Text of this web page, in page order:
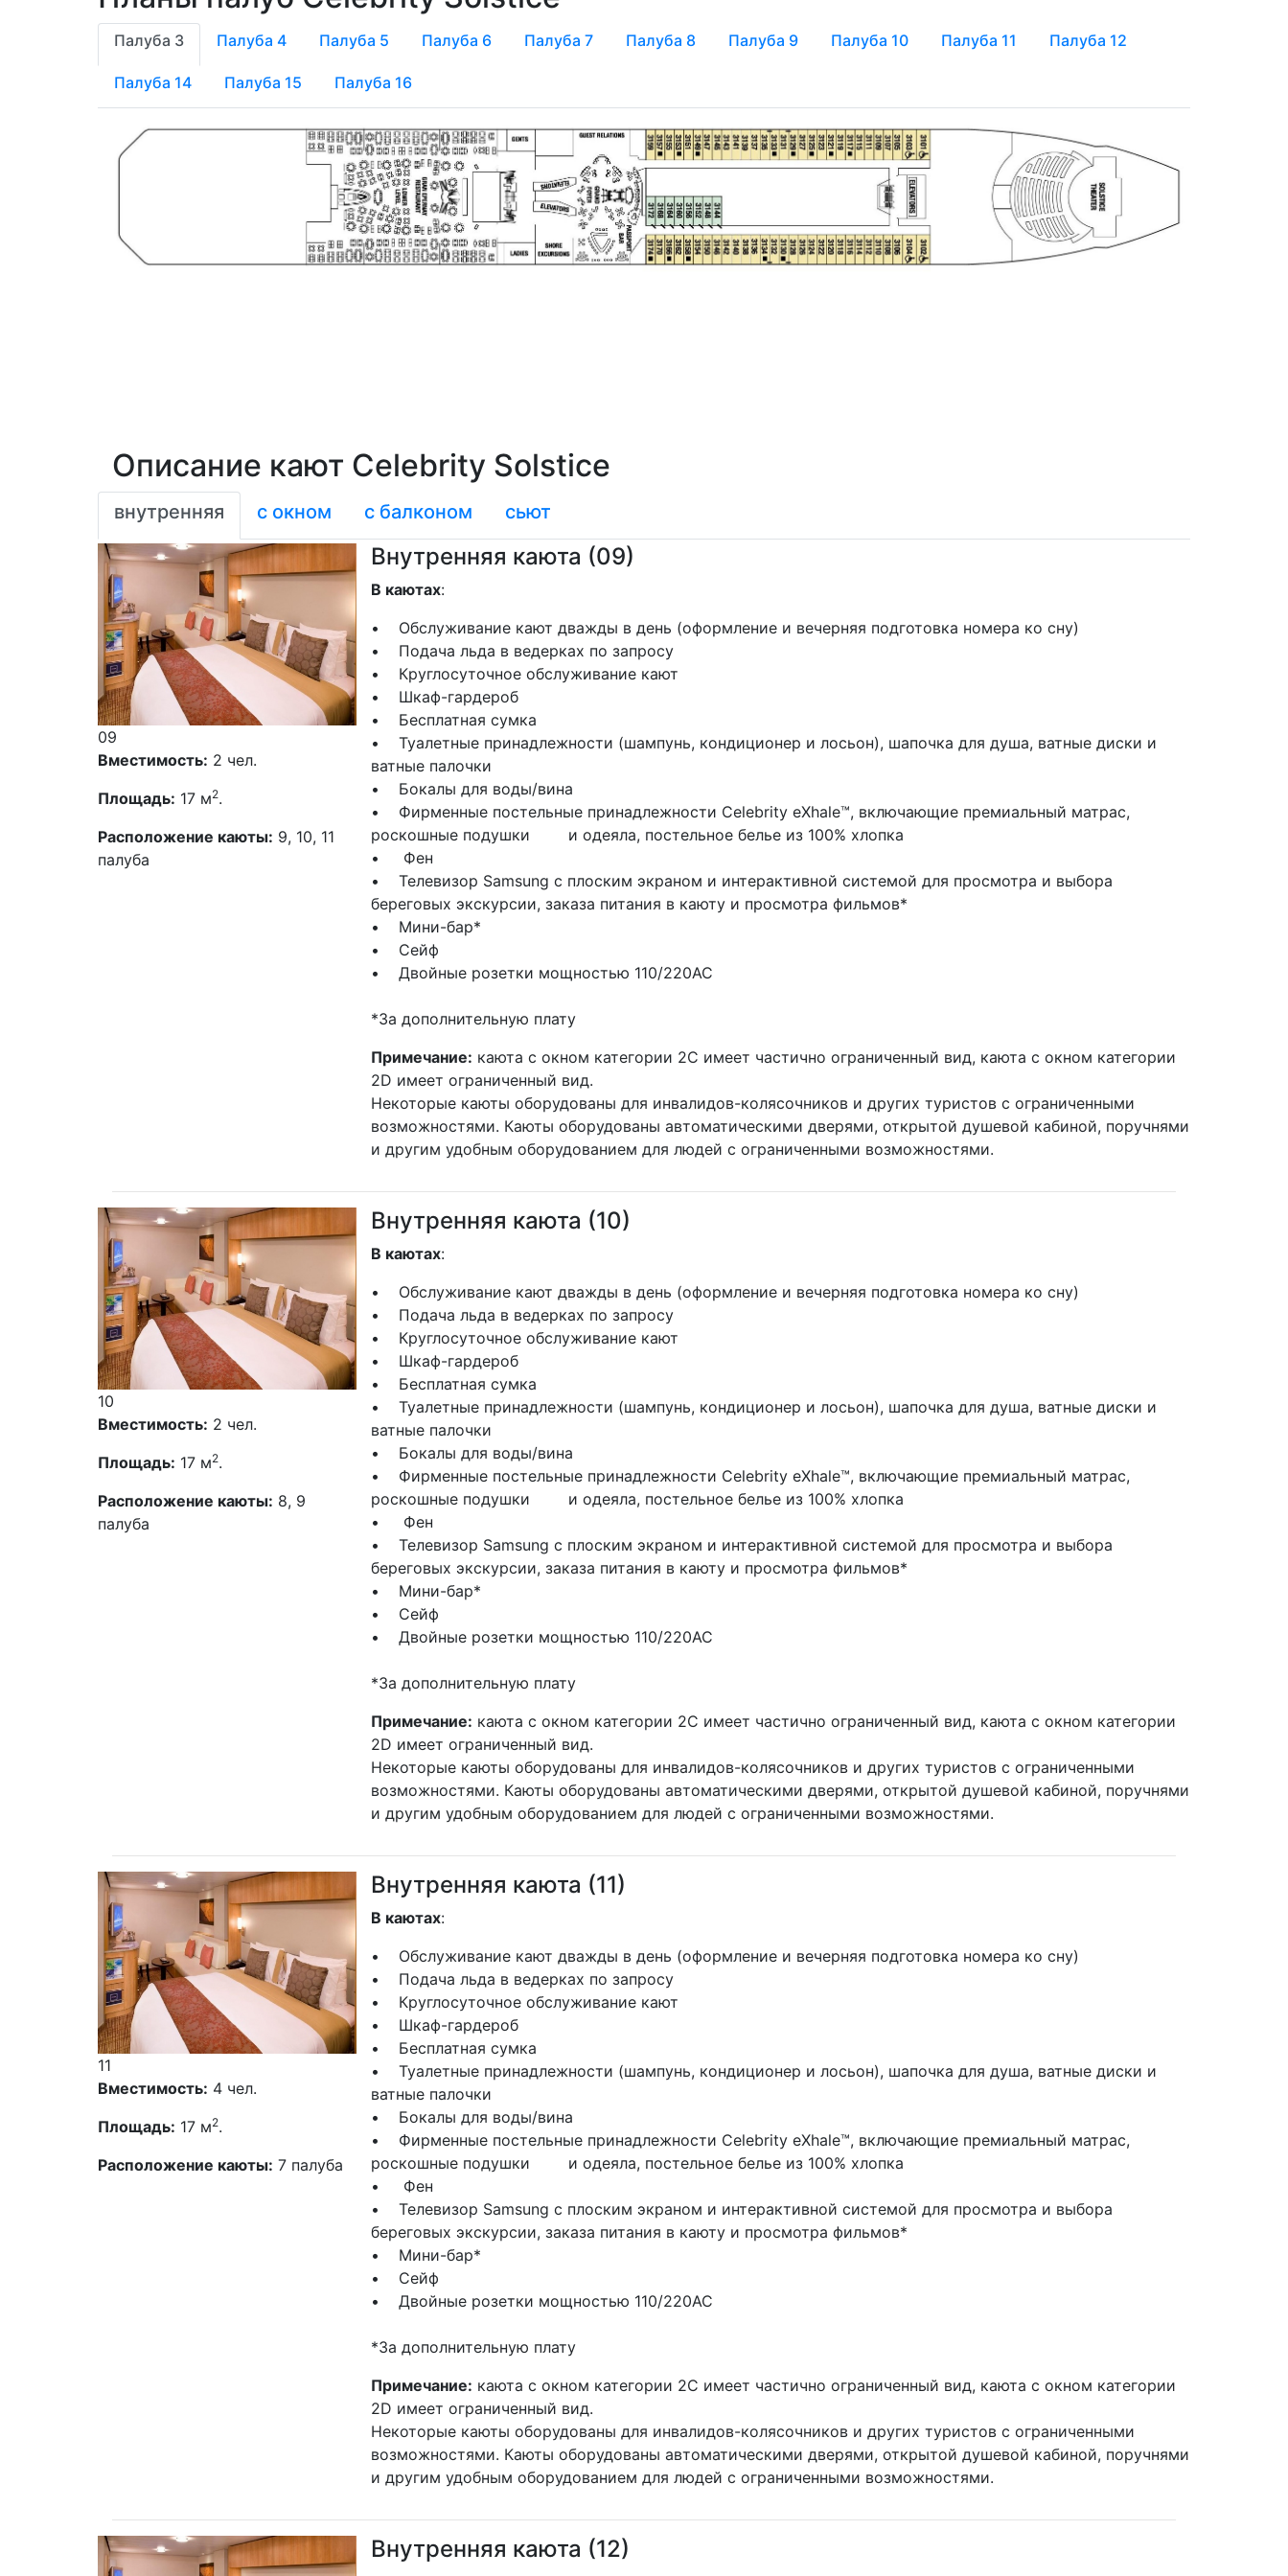
Палуба 3 Палуба 4 Палуба 5 Палуба 6 Палуба 7 Палуба 8 Палуба 9 Палуба 10 Палуба 11 Палуба 12
Палуба 14 Палуба 15 Палуба 16
Описание кают Celebrity Solstice
внутренняя с окном с балконом сьют
09
Вместимость: 2 чел.
Площадь: 17 м2
Расположение каюты: 9, 10, 11
палуба
Внутренняя каюта (09)
В каютах:
• Обслуживание кают дважды в день (оформление и вечерняя подготовка номера ко сну)
• Подача льда в ведерках по запросу
• Круглосуточное обслуживание кают
• Шкаф-гардероб
• Бесплатная сумка
• Туалетные принадлежности (шампунь, кондиционер и лосьон), шапочка для душа, ватные диски и
ватные палочки
• Бокалы для воды/вина
• Фирменные постельные принадлежности Celebrity eXhale™, включающие премиальный матрас,
роскошные подушки и одеяла, постельное белье из 100% хлопка
• Фен
• Телевизор Samsung с плоским экраном и интерактивной системой для просмотра и выбора
береговых экскурсии, заказа питания в каюту и просмотра фильмов*
• Мини-бар*
• Сейф
• Двойные розетки мощностью 110/220AC
*За дополнительную плату
Примечание: каюта с окном категории 2C имеет частично ограниченный вид, каюта с окном категории
2D имеет ограниченный вид.
Некоторые каюты оборудованы для инвалидов-колясочников и других туристов с ограниченными
возможностями. Каюты оборудованы автоматическими дверями, открытой душевой кабиной, поручнями
и другим удобным оборудованием для людей с ограниченными возможностями.
10
Вместимость: 2 чел.
Площадь: 17 м2
Расположение каюты: 8, 9
палуба
Внутренняя каюта (10)
В каютах:
• Обслуживание кают дважды в день (оформление и вечерняя подготовка номера ко сну)
• Подача льда в ведерках по запросу
• Круглосуточное обслуживание кают
• Шкаф-гардероб
• Бесплатная сумка
• Туалетные принадлежности (шампунь, кондиционер и лосьон), шапочка для душа, ватные диски и
ватные палочки
• Бокалы для воды/вина
• Фирменные постельные принадлежности Celebrity eXhale™, включающие премиальный матрас,
роскошные подушки и одеяла, постельное белье из 100% хлопка
• Фен
• Телевизор Samsung с плоским экраном и интерактивной системой для просмотра и выбора
береговых экскурсии, заказа питания в каюту и просмотра фильмов*
• Мини-бар*
• Сейф
• Двойные розетки мощностью 110/220AC
*За дополнительную плату
Примечание: каюта с окном категории 2C имеет частично ограниченный вид, каюта с окном категории
2D имеет ограниченный вид.
Некоторые каюты оборудованы для инвалидов-колясочников и других туристов с ограниченными
возможностями. Каюты оборудованы автоматическими дверями, открытой душевой кабиной, поручнями
и другим удобным оборудованием для людей с ограниченными возможностями.
11
Вместимость: 4 чел.
Площадь: 17 м2
Расположение каюты: 7 палуба
Внутренняя каюта (11)
В каютах:
• Обслуживание кают дважды в день (оформление и вечерняя подготовка номера ко сну)
• Подача льда в ведерках по запросу
• Круглосуточное обслуживание кают
• Шкаф-гардероб
• Бесплатная сумка
• Туалетные принадлежности (шампунь, кондиционер и лосьон), шапочка для душа, ватные диски и
ватные палочки
• Бокалы для воды/вина
• Фирменные постельные принадлежности Celebrity eXhale™, включающие премиальный матрас,
роскошные подушки и одеяла, постельное белье из 100% хлопка
• Фен
• Телевизор Samsung с плоским экраном и интерактивной системой для просмотра и выбора
береговых экскурсии, заказа питания в каюту и просмотра фильмов*
• Мини-бар*
• Сейф
• Двойные розетки мощностью 110/220AC
*За дополнительную плату
Примечание: каюта с окном категории 2C имеет частично ограниченный вид, каюта с окном категории
2D имеет ограниченный вид.
Некоторые каюты оборудованы для инвалидов-колясочников и других туристов с ограниченными
возможностями. Каюты оборудованы автоматическими дверями, открытой душевой кабиной, поручнями
и другим удобным оборудованием для людей с ограниченными возможностями.
Внутренняя каюта (12)